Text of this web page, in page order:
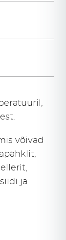
võivad
ja